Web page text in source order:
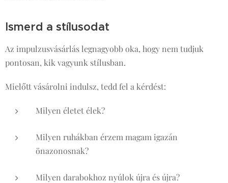
Ismerd a stílusodat
Az impulzusvásárlás legnagyobb oka, hogy nem tudjuk
pontosan, kik vagyunk stílusban.
Mielőtt vásárolni indulsz, tedd fel a kérdést:
Milyen életet élek?
Milyen ruhákban érzem magam igazán
önazonosnak?
Milyen darabokhoz nyúlok újra és újra?